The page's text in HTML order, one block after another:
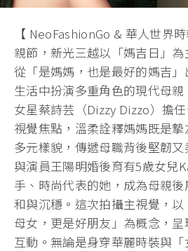
【 NeoFashionGo & 華人世界
親節，新光三越以「媽吉日」為
從「是媽媽，也是最好的媽吉
生活中扮演多重角色的現代母
女星蔡詩芸（Dizzy Dizzo）擔
視覺焦點，溫柔詮釋媽媽既是
多元樣貌，傳遞母職背後堅韌
與演員王陽明婚後育有5歲女兒
手、時尚代表的她，成為母親
和與沉穩。這次拍攝主視覺，
母女，更是好朋友」為概念，
互動。無論是身穿華麗時裝與